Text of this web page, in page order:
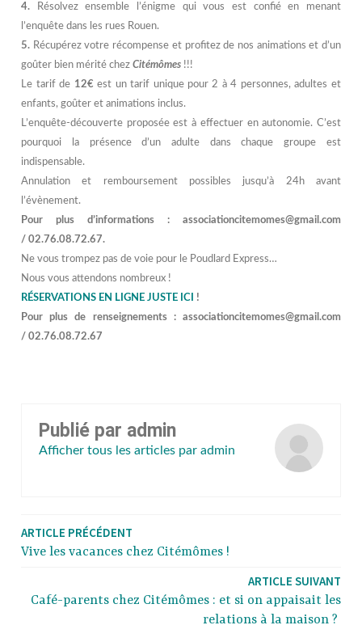
4.
Résolvez ensemble l’énigme qui vous est confié en menant
l’enquête dans les rues Rouen.
5. Récupérez votre récompense et profitez de nos animations et d’un
goûter bien mérité chezCitémômes !!!
Le tarif de 12€ est un tarif unique pour 2 à 4 personnes, adultes et
enfants, goûter et animations inclus.
L’enquête-découverte proposée est à effectuer en autonomie. C’est
pourquoi la présence d’un adulte dans chaque groupe est
indispensable.
Annulation et remboursement possibles jusqu’à 24h avant
l’évènement.
Pour plus d’informations : associationcitemomes@gmail.com
/ 02.76.08.72.67.
Ne vous trompez pas de voie pour le Poudlard Express…
Nous vous attendons nombreux !
RÉSERVATIONS EN LIGNE JUSTE ICI !
Pour plus de renseignements : associationcitemomes@gmail.com
/ 02.76.08.72.67
Publié par admin
Afficher tous les articles par admin
ARTICLE PRÉCÉDENT
Vive les vacances chez Citémômes !
ARTICLE SUIVANT
Café-parents chez Citémômes : et si on appaisait les
relations à la maison ?